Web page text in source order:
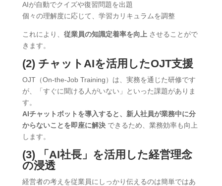
AIが自動でクイズや復習問題を出題
個々の理解度に応じて、学習カリキュラムを調整
これにより、 従業員の知識定着率を向上 させることがで
きます。
(2) チャットAIを活用したOJT支援
OJT（On-the-Job Training）は、実務を通じた研修です
が、「すぐに聞ける人がいない」といった課題がありま
す。
AIチャットボットを導入すると、新人社員が業務中に分
からないことを即座に解決できるため、業務効率も向上
します。
(3) 「AI社長」を活用した経営理念
の浸透
経営者の考えを従業員にしっかり伝えるのは簡単ではあ